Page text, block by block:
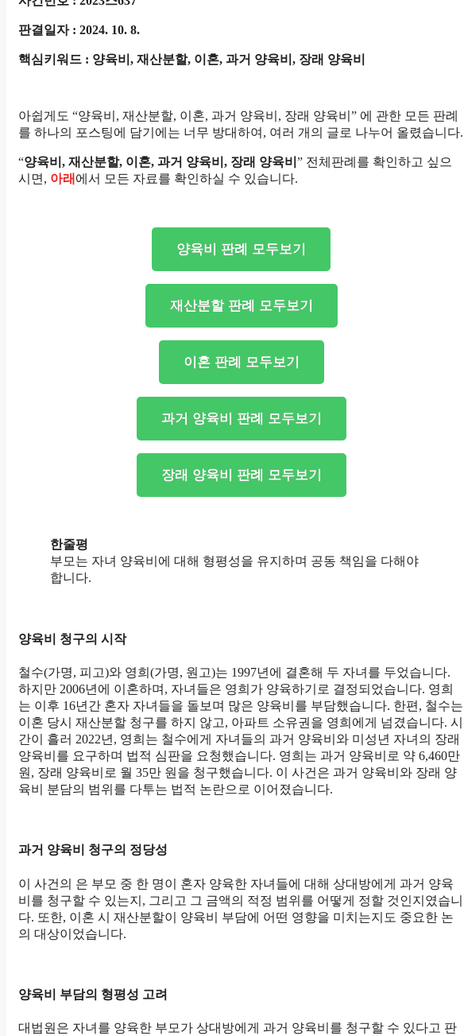
판결일자 : 2024. 10. 8.
핵심키워드 : 양육비, 재산분할, 이혼, 과거 양육비, 장래 양육비
아쉽게도 “양육비, 재산분할, 이혼, 과거 양육비, 장래 양육비” 에 관한 모든 판례
를 하나의 포스팅에 담기에는 너무 방대하여, 여러 개의 글로 나누어 올렸습니다.
“양육비, 재산분할, 이혼, 과거 양육비, 장래 양육비 ” 전체판례를 확인하고 싶으
시면, 아래 에서 모든 자료를 확인하실 수 있습니다.
양육비 판례 모두보기
재산분할 판례 모두보기
이혼 판례 모두보기
과거 양육비 판례 모두보기
장래 양육비 판례 모두보기
한줄평
부모는 자녀 양육비에 대해 형평성을 유지하며 공동 책임을 다해야
합니다.
양육비 청구의 시작
철수(가명, 피고)와 영희(가명, 원고)는 1997년에 결혼해 두 자녀를 두었습니다.
하지만 2006년에 이혼하며, 자녀들은 영희가 양육하기로 결정되었습니다. 영희
는 이후 16년간 혼자 자녀들을 돌보며 많은 양육비를 부담했습니다. 한편, 철수는
이혼 당시 재산분할 청구를 하지 않고, 아파트 소유권을 영희에게 넘겼습니다. 시
간이 흘러 2022년, 영희는 철수에게 자녀들의 과거 양육비와 미성년 자녀의 장래
양육비를 요구하며 법적 심판을 요청했습니다. 영희는 과거 양육비로 약 6,460만
원, 장래 양육비로 월 35만 원을 청구했습니다. 이 사건은 과거 양육비와 장래 양
육비 분담의 범위를 다투는 법적 논란으로 이어졌습니다.
과거 양육비 청구의 정당성
이 사건의 은 부모 중 한 명이 혼자 양육한 자녀들에 대해 상대방에게 과거 양육
비를 청구할 수 있는지, 그리고 그 금액의 적정 범위를 어떻게 정할 것인지였습니
다. 또한, 이혼 시 재산분할이 양육비 부담에 어떤 영향을 미치는지도 중요한 논
의 대상이었습니다.
양육비 부담의 형평성 고려
대법원은 자녀를 양육한 부모가 상대방에게 과거 양육비를 청구할 수 있다고 판